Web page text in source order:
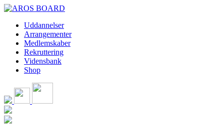
Skip
contentUddannelser
Arrangementer
Medlemskaber
Rekruttering
Vidensbank
Shop